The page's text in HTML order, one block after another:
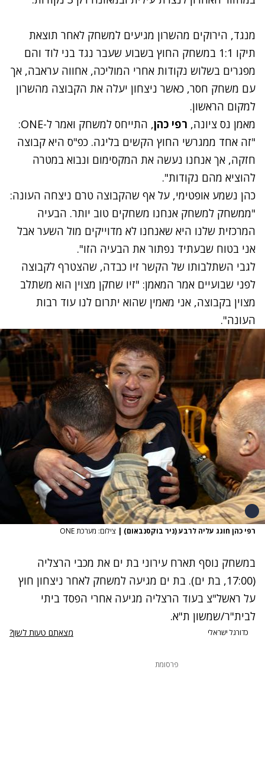
מנגד, הירוקים מהשרון מגיעים למשחק לאחר תוצאת
תיקו 1:1 במשחק החוץ בשבוע שעבר נגד בני לוד והם
מפגרים בשלוש נקודות אחרי המוליכה, אחווה עראבה, אך
עם משחק חסר, כאשר ניצחון יעלה את הקבוצה מהשרון
למקום הראשון.
מאמן נס ציונה, רפי כהן
, התייחס למשחק ואמר ל-ONE:
"זה אחד ממגרשי החוץ הקשים בליגה. כפ"ס היא קבוצה
חזקה, אך אנחנו נעשה את המקסימום ונבוא במטרה
להוציא מהם נקודות".
כהן נשמע אופטימי, על אף שהקבוצה טרם ניצחה העונה:
"ממשחק למשחק אנחנו משחקים טוב יותר. הבעיה
המרכזית שלנו היא שאנחנו לא מדוייקים מול השער אבל
אני בטוח שבעתיד נפתור את הבעיה הזו".
לגבי השתלבותו של הקשר זיו כבדה, שהצטרף לקבוצה
לפני שבועיים אמר המאמן: "זיו שחקן מצוין הוא משתלב
מצוין בקבוצה, אני מאמין שהוא יתרום לנו עוד רבות
העונה".
רפי כהן חוגג עליה לרבע (ניר בוקסנבאום) | צילום: מערכת ONE
במשחק נוסף תארח עירוני בת ים את מכבי הרצליה
(17:00, בת ים). בת ים מגיעה למשחק לאחר ניצחון חוץ
על ראשל"צ בעוד הרצליה מגיעה אחרי הפסד ביתי
לבית"ר/שמשון ת"א.
כדורגל ישראלי מצאתם טעות לשון?
פרסומת